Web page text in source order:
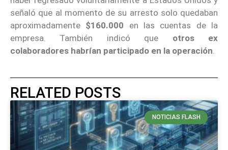
señaló que al momento de su arresto solo quedaban
aproximadamente $160.000 en las cuentas de la
empresa. También indicó que otros ex
colaboradores habrían participado en la operación
RELATED POSTS
NOTICIAS FLASH